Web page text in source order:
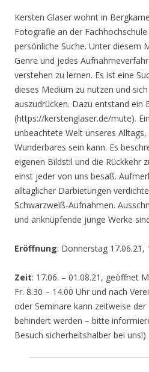
Kersten Glaser wohnt in
Fotografie an der
persönliche Suche. Unter diesem
Genre und jedes
verstehen zu lernen. Es ist eine
dieses Medium zu nutzen und
auszudrücken. Dazu entstand ein
(https://kerstenglaser.de/mute).
unbeachtete Welt unseres
Wunderbares sein kann. Es
eigenen Bildstil und die Rückkehr
einst jeder von uns besaß.
alltäglicher Darbietungen
Schwarzweiß-Aufnahmen.
und anknüpfende junge Werke
Eröffnung: Donnerstag 17.06.21,
Zeit: 17.06. – 01.08.21, geöffnet
Fr. 8.30 – 14.00 Uhr und nach
oder Seminare kann zeitweise
behindert werden – bitte
Besuch sicherheitshalber bei uns!)